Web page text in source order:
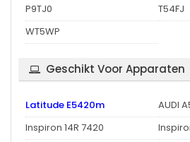
P9TJ0
T54FJ
WT5WP
Geschikt Voor Apparaten
Latitude E5420m
AUDI
Inspiron 14R 7420